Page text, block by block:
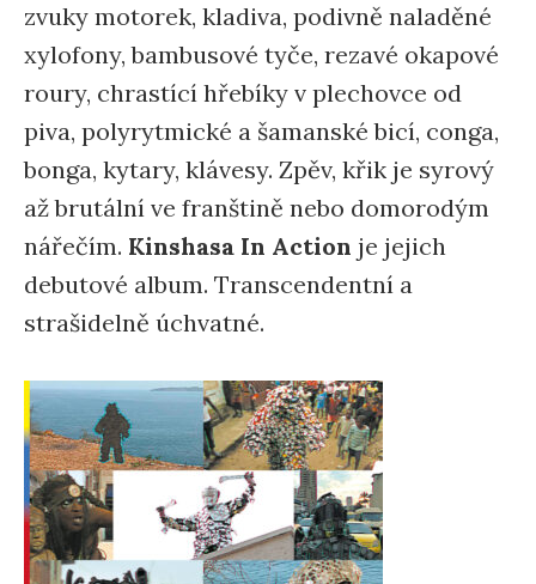
zvuky motorek, kladiva, podivně naladěné
xylofony, bambusové tyče, rezavé okapové
roury, chrastící hřebíky v plechovce od
piva, polyrytmické a šamanské bicí, conga,
bonga, kytary, klávesy. Zpěv, křik je syrový
až brutální ve franštině nebo domorodým
nářečím. Kinshasa In Action je jejich
debutové album. Transcendentní a
strašidelně úchvatné.